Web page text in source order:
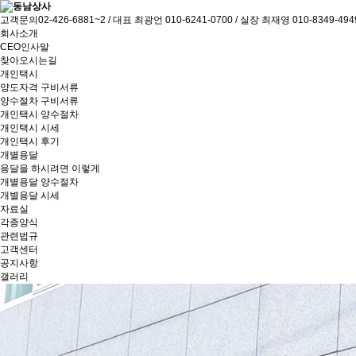
고객문의 02-426-6881~2 / 대표 최광언 010-6241-0700 / 실장 최재영 010-8349-
회사소개
CEO인사말
찾아오시는길
개인택시
양도자격 구비서류
양수절차 구비서류
개인택시 양수절차
개인택시 시세
개인택시 후기
개별용달
용달을 하시려면 이렇게
개별용달 양수절차
개별용달 시세
자료실
각종양식
관련법규
고객센터
공지사항
갤러리